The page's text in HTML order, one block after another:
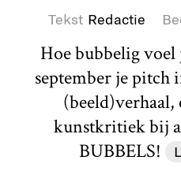
Tekst Redactie
Hoe bubbelig
september je pitch
(beeld)verhaal,
kunstkritiek bij
BUBBELS!